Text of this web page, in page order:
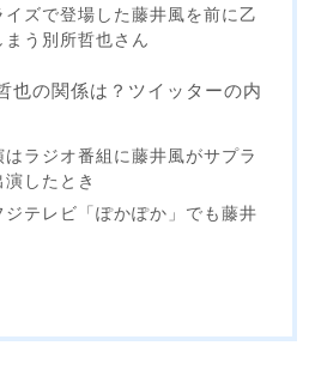
イズで登場した藤井風を前に乙
まう別所哲也さん
也の関係は？ツイッターの内
はラジオ番組に藤井風がサプラ
したとき
ジテレビ「ぽかぽか」でも藤井